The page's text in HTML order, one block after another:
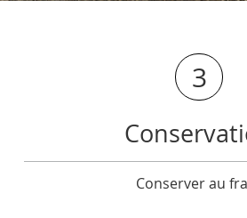
3
Conserver au